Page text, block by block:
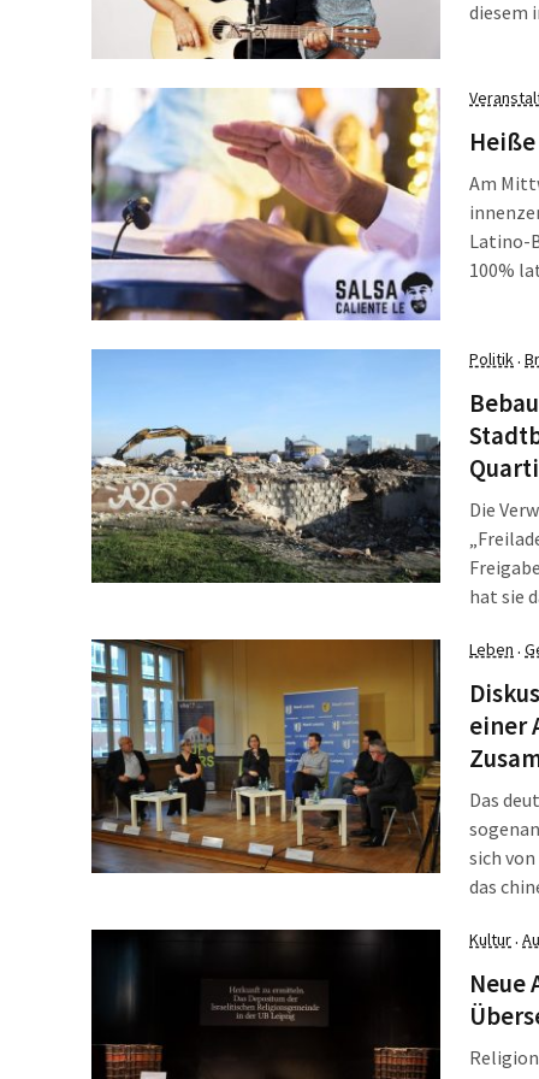
diesem
Am
Latino-
100%
Politik·
Die
hat sie
Leben ·
einer
Das
sich
das
den
nach
Kultur·
Neue